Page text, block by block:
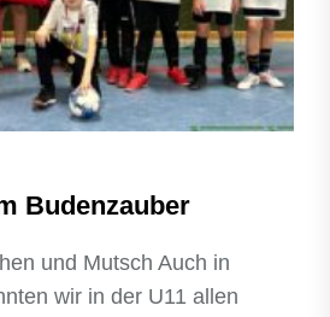
Budenzauber
und Mutsch Auch in
wir in der U11 allen